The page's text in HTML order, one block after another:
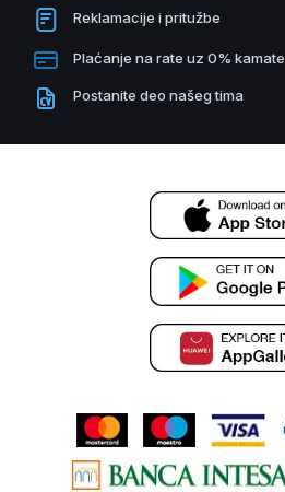
Reklamacije i pritužbe
Plaćanje na rate uz 0% kamate
Postanite deo našeg tima